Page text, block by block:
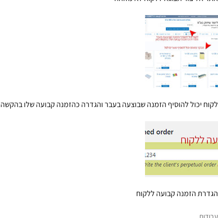
לקוח יכול להוסיף הזמנה שבוצעה בעבר והגדרה כהזמנה קבועה שלו
הגדרת הזמנה קבועה ללקוח